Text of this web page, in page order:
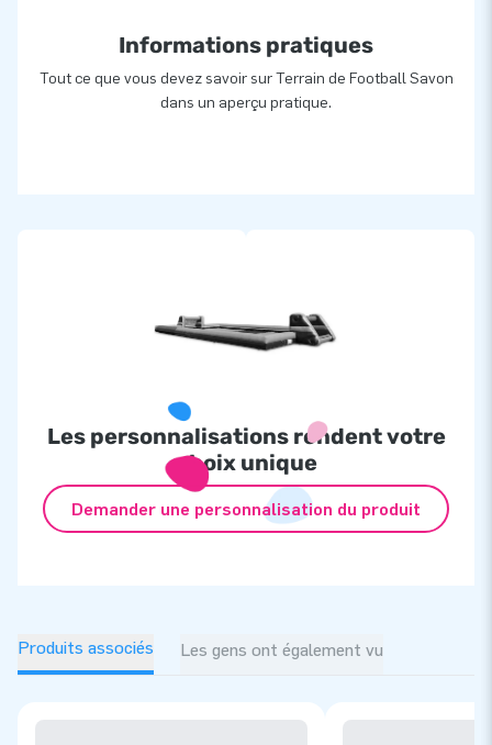
Informations pratiques
Tout ce que vous devez savoir sur Terrain de Football Savon
dans un aperçu pratique.
Les personnalisations rendent votre
choix unique
Demander une personnalisation du produit
Produits associés Les gens ont également vu